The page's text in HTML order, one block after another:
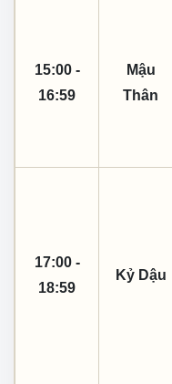
15:00 -
16:59
Mậu
Thân
17:00 -
18:59
Kỷ Dậu